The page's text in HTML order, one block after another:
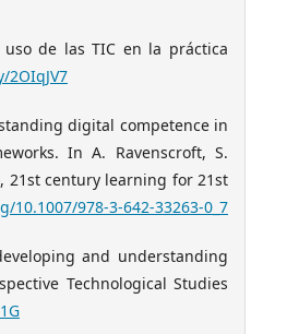
uso de las TIC en la práctica
digital competence in
In A. Ravenscroft, S.
21st century learning for 21st
10.1007/978-3-642-33263-0_7
and understanding
Technological Studies